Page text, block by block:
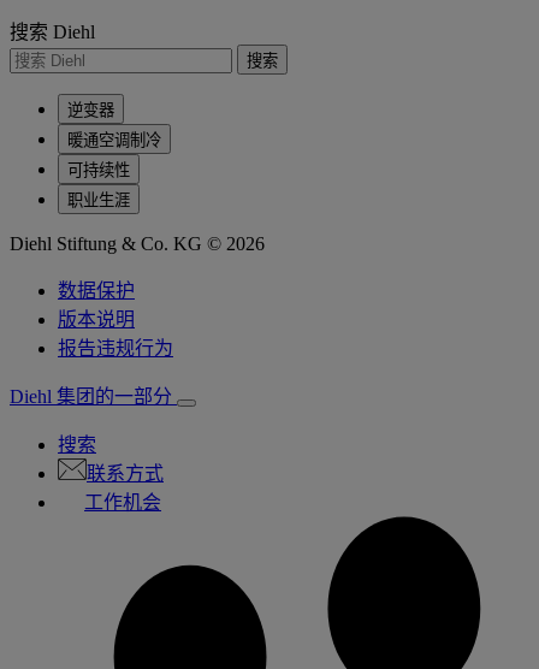
搜索 Diehl
搜索
逆变器
暖通空调制冷
可持续性
职业生涯
Diehl Stiftung & Co. KG © 2026
数据保护
版本说明
报告违规行为
Diehl 集团的一部分
搜索
联系方式
工作机会